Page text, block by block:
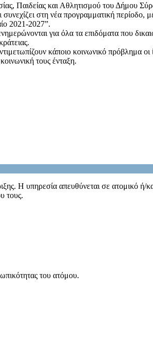
Παιδείας και Αθλητισμού του Δήμου
στη νέα προγραμματική περίοδο,
2021-2027”.
για όλα τα επιδόματα που
κάποιο κοινωνικό πρόβλημα οι
τους ένταξη.
Η υπηρεσία απευθύνεται σε ατομικό ή/
τους.
του ατόμου.